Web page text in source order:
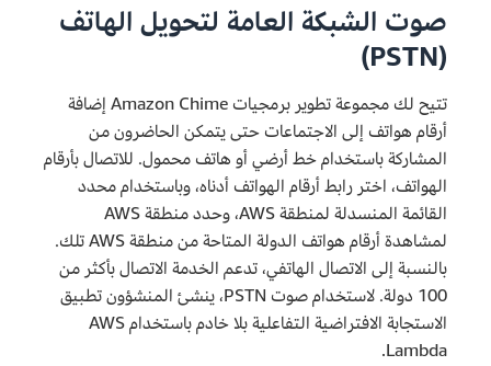
صوت الشبكة العامة لتحويل الهاتف
(PSTN)
تتيح لك مجموعة تطوير برمجيات Amazon Chime إضافة
أرقام هواتف إلى الاجتماعات حتى يتمكن الحاضرون من
المشاركة باستخدام خط أرضي أو هاتف محمول. للاتصال بأرقام
الهواتف، اختر رابط أرقام الهواتف أدناه، وباستخدام محدد
القائمة المنسدلة لمنطقة AWS، وحدد منطقة AWS
لمشاهدة أرقام هواتف الدولة المتاحة من منطقة AWS تلك.
بالنسبة إلى الاتصال الهاتفي، تدعم الخدمة الاتصال بأكثر من
100 دولة. لاستخدام صوت PSTN، ينشئ المنشؤون تطبيق
الاستجابة الافتراضية التفاعلية بلا خادم باستخدام AWS
Lambda.